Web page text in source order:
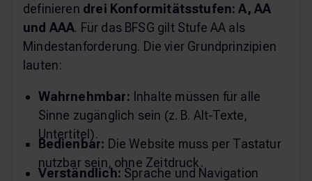
definieren drei Konformitätsstufen: A, AA
und AAA. Für das BFSG gilt Stufe AA als
Mindestanforderung. Die vier Grundprinzipien
lauten:
Wahrnehmbar: Inhalte müssen für alle
Sinne zugänglich sein (z. B. Alt-Texte,
Untertitel).
Bedienbar: Die Website muss per Tastatur
nutzbar sein, ohne Zeitdruck.
Verständlich: Sprache und Navigation